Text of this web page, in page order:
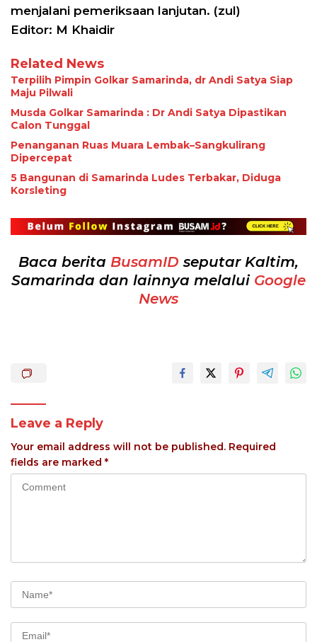
menjalani pemeriksaan lanjutan. (zul)
Editor: M Khaidir
Related News
Terpilih Pimpin Golkar Samarinda, dr Andi Satya Siap
Maju Pilwali
Musda Golkar Samarinda : Dr Andi Satya Dipastikan
Calon Tunggal
Penanganan Ruas Muara Lembak–Sangkulirang
Dipercepat
5 Bangunan di Samarinda Ludes Terbakar, Diduga
Korsleting
Baca berita BusamID seputar Kaltim,
Samarinda dan lainnya melalui Google
News
Leave a Reply
Your email address will not be published. Required
fields are marked *